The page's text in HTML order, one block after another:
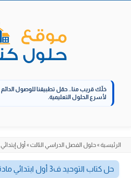
خلّك قريب منا.. حمّل تطبيقنا للوصول الدائم
لأسرع الحلول التعليمية.
الرئيسية»حلول الفصل الدراسي الثالث» أول إبتدائي
حل كتاب التوحيد ف3 أول ابتدائي مادة دراسات اسلامية